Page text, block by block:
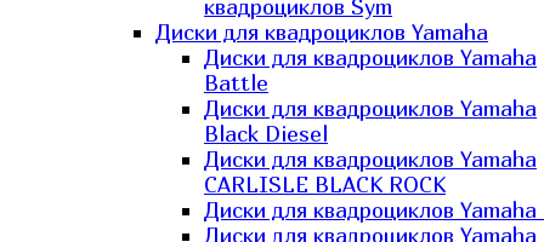
квадроциклов Sym
Диски для квадроциклов Yamaha
Диски для квадроциклов Yamaha
Battle
Диски для квадроциклов Yamaha
Black Diesel
Диски для квадроциклов Yamaha
CARLISLE BLACK ROCK
Диски для квадроциклов Yamaha
Диски для квадроциклов Yamaha